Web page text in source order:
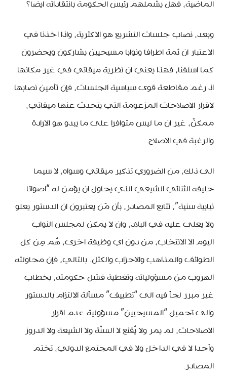
الماضية، فهل يشملهم رئيس الحكومة بانتقاداته ايضا؟
وبعد، نصاب جلسات التشريع هو الاكثرية، واذا اخذنا في
الاعتبار ان ثمة اطرافا ونوابا مسيحيين يشاركون ويحضرون
كما اسلفنا، فهذا يعني ان نظرية ميقاتي في غير مكانها.
اذ رغم مقاطعة قوى سياسية الجلسات، فإن تأمين نصابها
لاقرار الاصلاحات المزعومة التي يتحدث عنها ميقاتي،
ممكنٌ، غير ان ما ليس متوافرا على ما يبدو هو الارادة
والرغبة في الاصلاح.
الى ذلك، من الضروري تذكير ميقاتي وسواه، لا سيما
حليفه الثنائي الشيعي الذي يحاول ان يؤمن له “اصواتا
نيابية سنية”، تتابع المصادر، بأن مَن يعتبرون ان الدستور يعلو
ولا يعلى عليه في البلاد، وان لا يمكن لمجلس النواب
اليوم الا الانتخاب، من دون اي وظيفة اخرى، هُم مِن كل
الطوائف والمذاهب والاحزاب والكتل. بالتالي، فإن محاولته
الهروب من مسؤولياته وتغطية فشل حكومته، بخطاب
غير مبرر لجأ فيه الى “تطييف” مسألة الالتزام بالدستور
والى تحميل “المسيحيين” مسؤولية عدم اقرار
الاصلاحات، لم يمر ولا يُقنع لا السنّة ولا الشيعة ولا الدروز
وأحدا لا في الداخل ولا في المجتمع الدولي، تختم
المصادر.